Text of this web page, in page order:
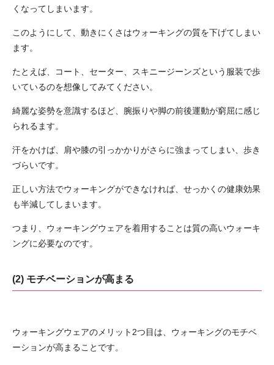
くなってしまいます。
このようにして、動きにくさはウォーキングの質を下げてしまい
ます。
たとえば、コート、セーター、スキニージーンズという服装で歩
いているのを想像してみてください。
綺麗な姿勢を意識するほど、腕振りや脚の前後運動が窮屈に感じ
られるます。
汗をかけば、肩や膝の引っかかりがさらに強まってしまい、歩き
づらいです。
正しい方法でウォーキングができなければ、せっかくの健康効果
も半減してしまいます。
つまり、ウォーキングウェアを着用することは質の高いウォーキ
ングに必要なのです。
(2) モチベーションが高まる
ウォーキングウェアのメリット2つ目は、ウォーキングのモチベ
ーションが高まることです。